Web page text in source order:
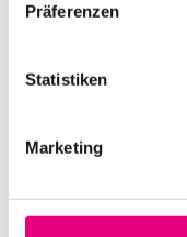
Präferenzen
Statistiken
Marketing